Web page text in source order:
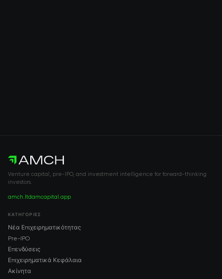
Venture capital, pre-IPO, and investment intelligence for forward-thinking
investors.
amch.ltdamcapital.app
ΚΑΤΗΓΟΡΊΕΣ
Νέα Επιχειρηματικότητας
Pre-IPO
Επενδύσεις
Επιχειρηματικά Κεφάλαια
Ακίνητα